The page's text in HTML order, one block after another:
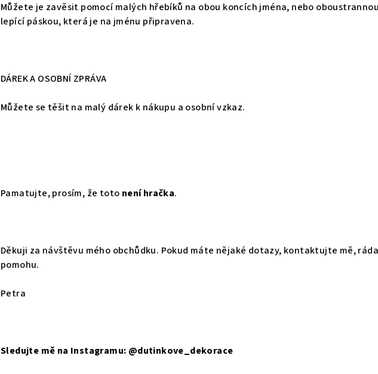
Můžete je zavěsit pomocí malých hřebíků na obou koncích jména, nebo
lepící páskou, která je na jménu připravena.
DÁREK A OSOBNÍ ZPRÁVA
Můžete se těšit na malý dárek k nákupu a osobní vzkaz.
Pamatujte, prosím, že toto není hračka.
Děkuji za návštěvu mého obchůdku. Pokud máte nějaké dotazy, kontaktujte mě,
pomohu.
Petra
Sledujte mě na Instagramu: @dutinkove_dekorace